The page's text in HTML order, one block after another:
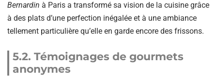
Bernardin à Paris a transformé sa vision de la cuisine grâce
à des plats d’une perfection inégalée et à une ambiance
tellement particulière qu’elle en garde encore des frissons.
5.2. Témoignages de gourmets
anonymes